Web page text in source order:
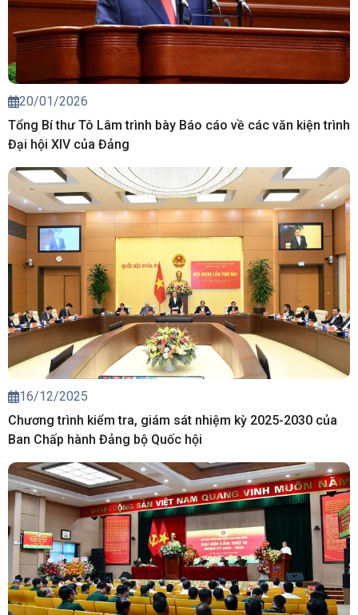
20/01/2026
Tổng Bí thư Tô Lâm trình bày Báo cáo về các văn kiện trình
Đại hội XIV của Đảng
16/12/2025
Chương trình kiểm tra, giám sát nhiệm kỳ 2025-2030 của
Ban Chấp hành Đảng bộ Quốc hội